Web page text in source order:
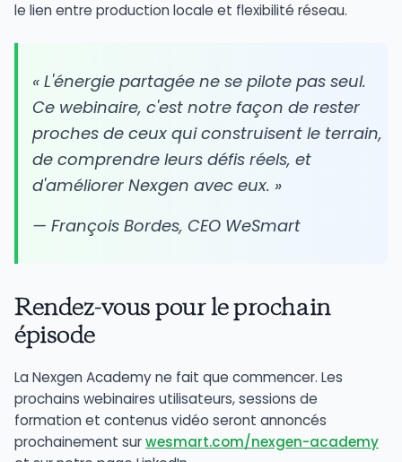
le lien entre production locale et flexibilité réseau.
« L'énergie partagée ne se pilote pas seul.
Ce webinaire, c'est notre façon de rester
proches de ceux qui construisent le terrain,
de comprendre leurs défis réels, et
d'améliorer Nexgen avec eux. »
— François Bordes, CEO WeSmart
Rendez-vous pour le prochain
épisode
La Nexgen Academy ne fait que commencer. Les
prochains webinaires utilisateurs, sessions de
formation et contenus vidéo seront annoncés
prochainement surwesmart.com/nexgen-academy